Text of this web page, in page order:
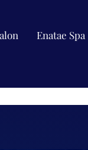
Enatae Spa